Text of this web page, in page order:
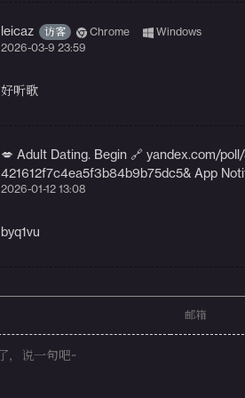
leicaz 访客 Chrome
Windows
2026-03-9 23:59
好听歌
💋 Adult Dating. Begin 🔗 yandex.com/
421612f7c4ea5f3b84b9b75dc5& App
2026-01-12 13:08
byq1vu